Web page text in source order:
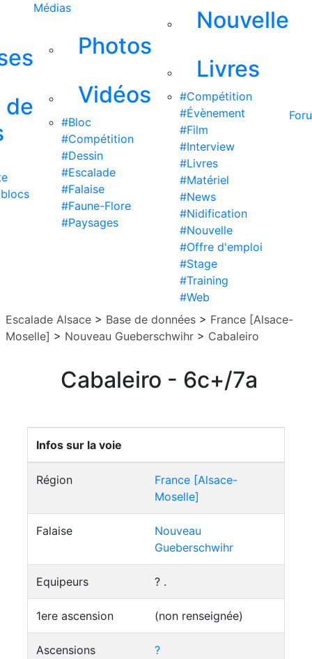
de
Médias
Photos
Vidéos
#Bloc
#Compétition
#Dessin
#Escalade
#Falaise
#Faune-Flore
#Paysages
Nouvelle
Livres
#Compétition
#Évènement
#Film
#Interview
#Livres
#Matériel
#News
#Nidification
#Nouvelle
#Offre d'emploi
#Stage
#Training
#Web
Escalade Alsace > Base de données > France [Alsace-
Moselle] > Nouveau Gueberschwihr > Cabaleiro
Cabaleiro - 6c+/7a
Infos sur la voie
Région
France [Alsace-
Moselle]
Falaise
Nouveau
Gueberschwihr
Equipeurs ? .
1ere ascension (non renseignée)
Ascensions
?